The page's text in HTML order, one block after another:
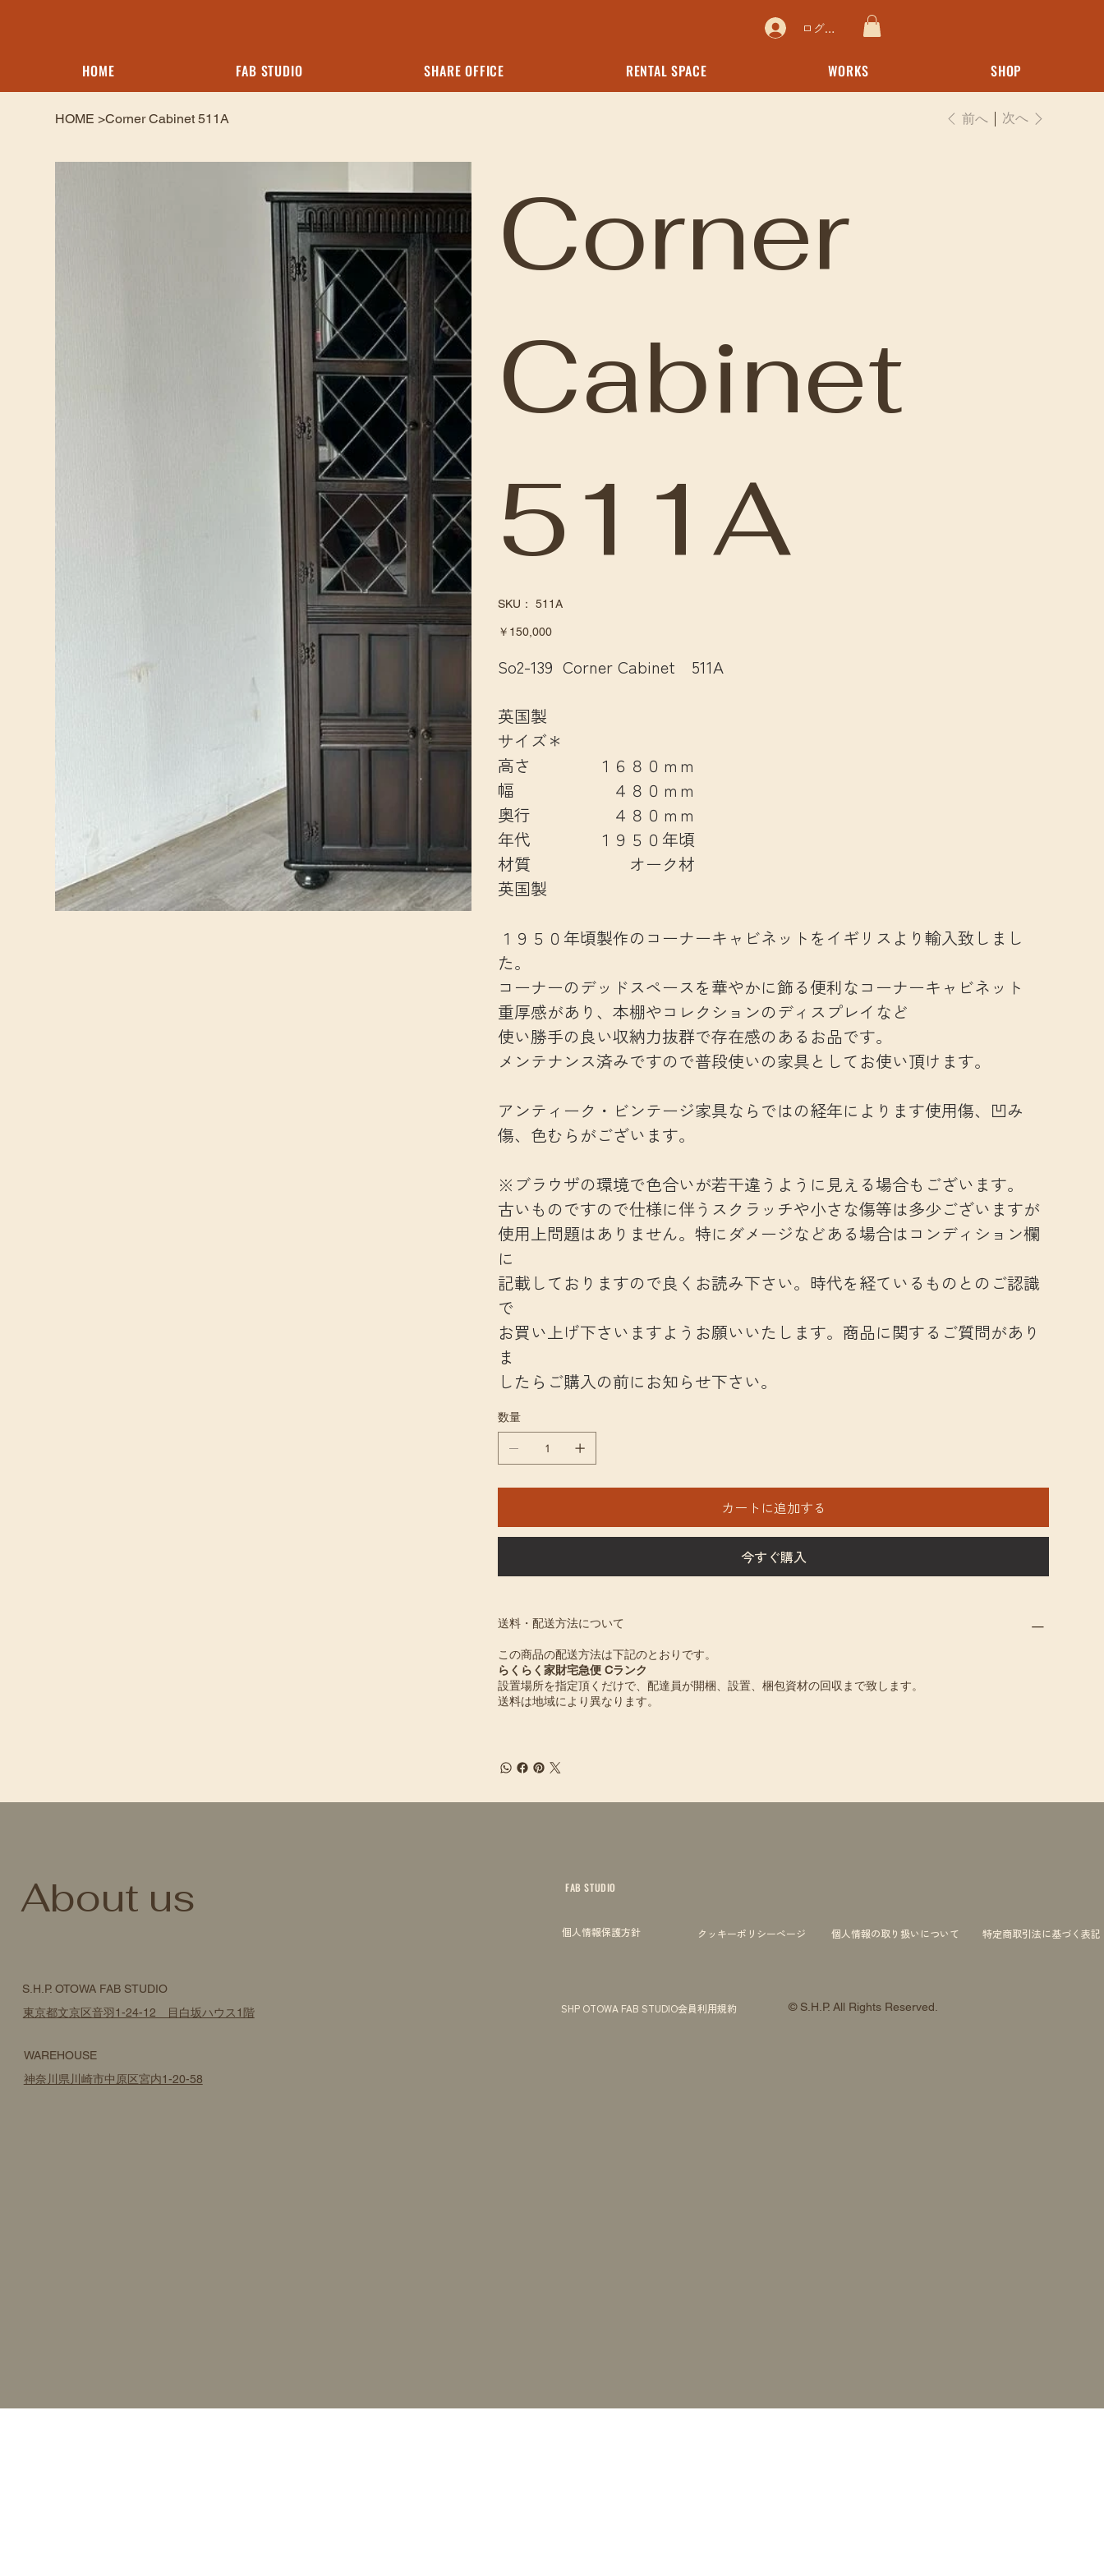
HOME FAB STUDIO SHARE OFFICE RENTAL SPACE WORKS SHOP
ログイン
HOME >Corner Cabinet 511A 前へ 次へ
Corner
Cabinet
511A
SKU：
SKU：
511A
価
￥150,000
So2-139 Corner Cabinet 511A
英国製
サイズ＊
高さ １６８０ｍｍ
幅 ４８０ｍｍ
奥行 ４８０ｍｍ
年代 １９５０年頃
材質 オーク材
英国製
１９５０年頃製作のコーナーキャビネットをイギリスより輸入致しまし
た。
コーナーのデッドスペースを華やかに飾る便利なコーナーキャビネット
重厚感があり、本棚やコレクションのディスプレイなど
使い勝手の良い収納力抜群で存在感のあるお品です。
メンテナンス済みですので普段使いの家具としてお使い頂けます。
アンティーク・ビンテージ家具ならではの経年によります使用傷、凹み
傷、色むらがございます。
※ブラウザの環境で色合いが若干違うように見える場合もございます。
古いものですので仕様に伴うスクラッチや小さな傷等は多少ございますが
使用上問題はありません。特にダメージなどある場合はコンディション欄
に
記載しておりますので良くお読み下さい。時代を経ているものとのご認識
で
お買い上げ下さいますようお願いいたします。商品に関するご質問があり
ま
したらご購入の前にお知らせ下さい。
数量
カートに追加する
今すぐ購入
送料・配送方法について
この商品の配送方法は下記のとおりです。
らくらく家財宅急便 Cランク
設置場所を指定頂くだけで、配達員が開梱、設置、梱包資材の回収まで致します。
送料は地域により異なります。
FAB STUDIO
個人情報保護方針 クッキーポリシーページ 個人情報の取り扱いについて 特定商取引法に基づく表記
SHP OTOWA FAB STUDIO会員利用規約 © S.H.P. All Rights Reserved.
S.H.P. OTOWA FAB STUDIO
東京都文京区音羽1-24-12 目白坂ハウス1階
WAREHOUSE
神奈川県川崎市中原区宮内1-20-58
​About us